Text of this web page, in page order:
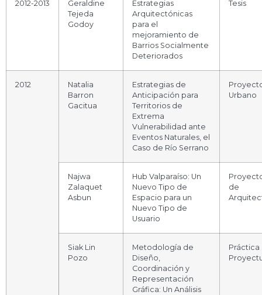
2012-2013
Geraldine
Tejeda
Godoy
Estrategias
Arquitectónicas
para el
mejoramiento de
Barrios Socialmente
Deteriorados
Tesis
2012
Natalia
Barron
Gacitua
Estrategias de
Anticipación para
Territorios de
Extrema
Vulnerabilidad ante
Eventos Naturales, el
Caso de Río Serrano
Urbano
Najwa
Zalaquet
Asbun
Hub Valparaíso: Un
Nuevo Tipo de
Espacio para un
Nuevo Tipo de
Usuario
de
Siak Lin
Pozo
Metodología de
Diseño,
Coordinación y
Representación
Gráfica: Un Análisis
Práctica